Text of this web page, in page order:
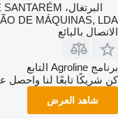
البرتغال، PÓVOA DE SANTARÉM
DE MÁQUINAS, LDA.
الاتصال بالبائع
برنامج Agroline التابع
كن شريكًا تابعًا لنا
شاهد العرض